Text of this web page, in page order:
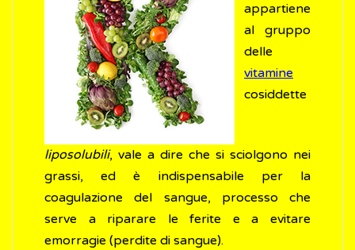
appartiene
al gruppo
delle
vitamine
cosiddette
liposolubili, vale a dire che si sciolgono nei
grassi, ed è indispensabile per la
coagulazione del sangue, processo che
serve a riparare le ferite e a evitare
emorragie (perdite di sangue).